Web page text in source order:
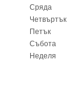
Сряда
Четвъртък
Петък
Събота
Неделя